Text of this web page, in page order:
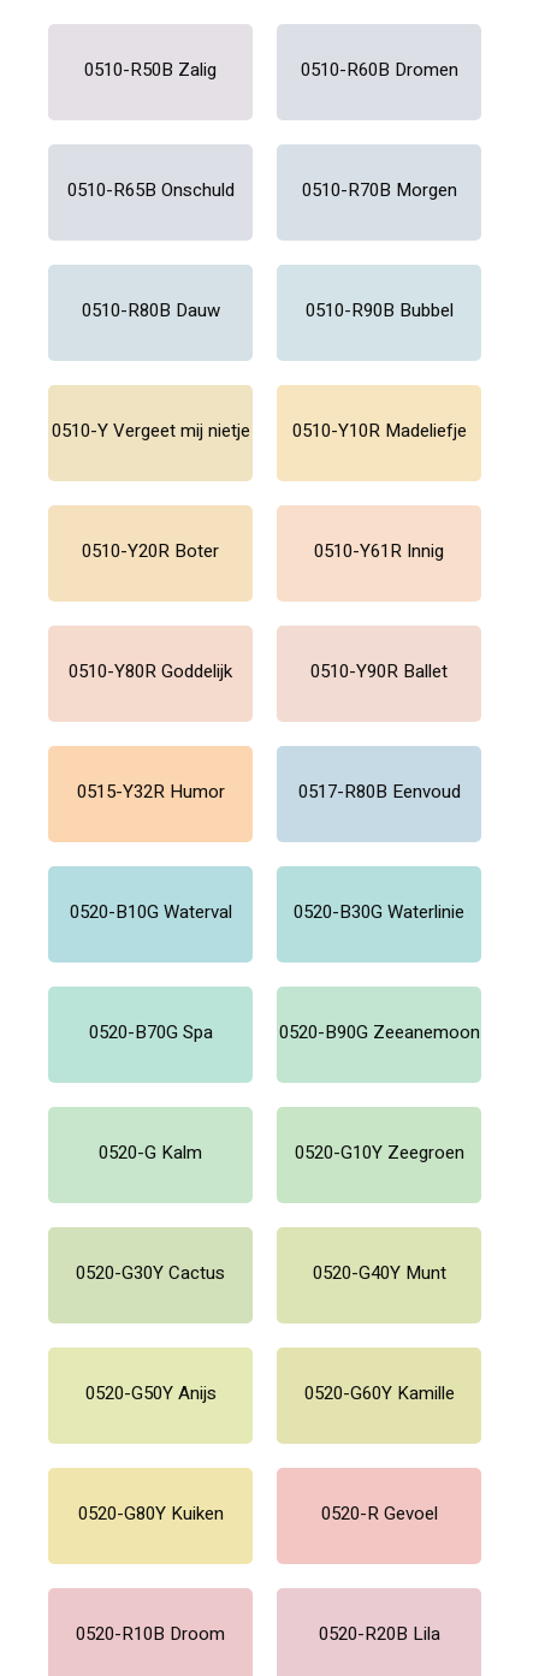
0510-R50B Zalig 0510-R60B Dromen
0510-R65B Onschuld 0510-R70B Morgen
0510-R80B Dauw 0510-R90B Bubbel
0510-Y Vergeet mij nietje 0510-Y10R Madeliefje
0510-Y20R Boter 0510-Y61R Innig
0510-Y80R Goddelijk 0510-Y90R Ballet
0515-Y32R Humor 0517-R80B Eenvoud
0520-B10G Waterval 0520-B30G Waterlinie
0520-B70G Spa 0520-B90G Zeeanemoon
0520-G Kalm 0520-G10Y Zeegroen
0520-G30Y Cactus 0520-G40Y Munt
0520-G50Y Anijs 0520-G60Y Kamille
0520-G80Y Kuiken 0520-R Gevoel
0520-R10B Droom 0520-R20B Lila